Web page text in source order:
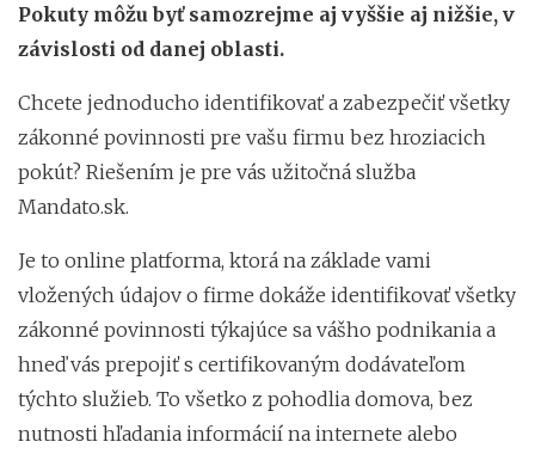
Pokuty môžu byť samozrejme aj vyššie aj nižšie, v
závislosti od danej oblasti.
Chcete jednoducho identifikovať a zabezpečiť všetky
zákonné povinnosti pre vašu firmu bez hroziacich
pokút? Riešením je pre vás užitočná služba
Mandato.sk.
Je to online platforma, ktorá na základe vami
vložených údajov o firme dokáže identifikovať všetky
zákonné povinnosti týkajúce sa vášho podnikania a
hneď vás prepojiť s certifikovaným dodávateľom
týchto služieb. To všetko z pohodlia domova, bez
nutnosti hľadania informácií na internete alebo